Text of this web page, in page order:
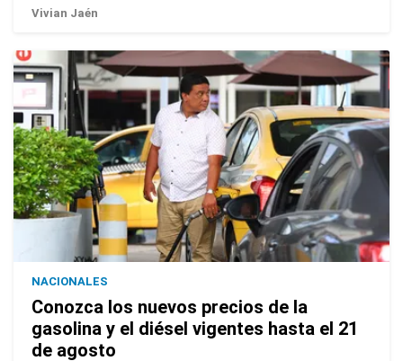
Vivian Jaén
NACIONALES
Conozca los nuevos precios de la
gasolina y el diésel vigentes hasta el 21
de agosto